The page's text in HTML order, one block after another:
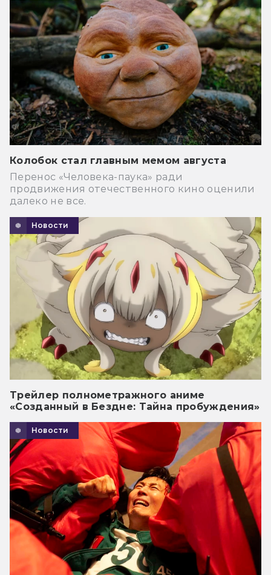
Колобок стал главным мемом августа
Перенос «Человека-паука» ради
продвижения отечественного кино оценили
далеко не все.
Новости
Трейлер полнометражного аниме
«Созданный в Бездне: Тайна пробуждения»
Новости